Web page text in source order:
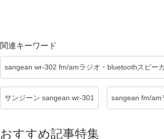
関連キーワード
sangean wr-302 fm/amラジオ・bluetoothスピー
サンジーン sangean wr-301 sangean fm/am
おすすめ記事特集